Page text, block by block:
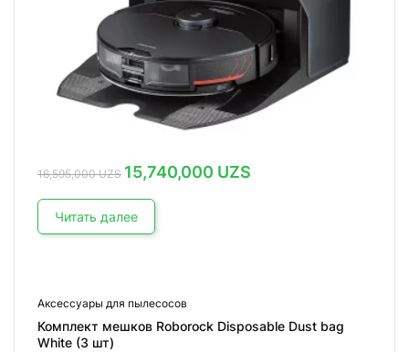
16,595,000UZS
Первоначальная
цена
составляла
16,595,000 UZS.
15,740,000 UZS
Читать далее
Аксессуары для пылесосов
Комплект мешков Roborock Disposable Dust bag
White (3 шт)